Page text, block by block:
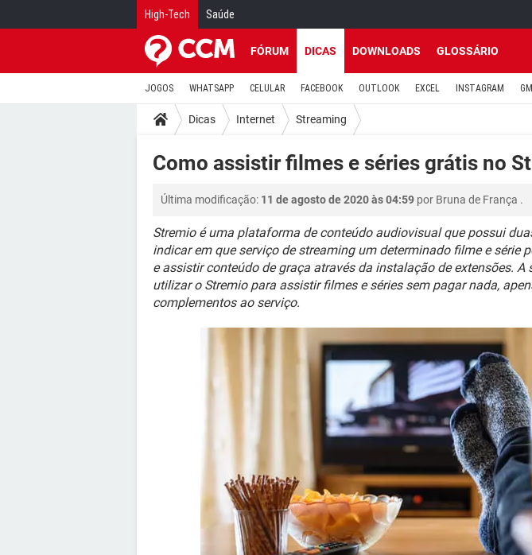
High-Tech Saúde
FÓRUM DICAS DOWNLOADS GLOSSÁRIO
JOGOS WHATSAPP CELULAR FACEBOOK OUTLOOK EXCEL INSTAGRAM
Dicas Internet Streaming
Como assistir filmes e séries grátis no
Última modificação: 11 de agosto de 2020 às 04:59 por Bruna de França .
Stremio é uma plataforma de conteúdo audiovisual que possui
indicar em que serviço de streaming um determinado filme e série
e assistir conteúdo de graça através da instalação de extensões. A
utilizar o Stremio para assistir filmes e séries sem pagar nada,
complementos ao serviço.